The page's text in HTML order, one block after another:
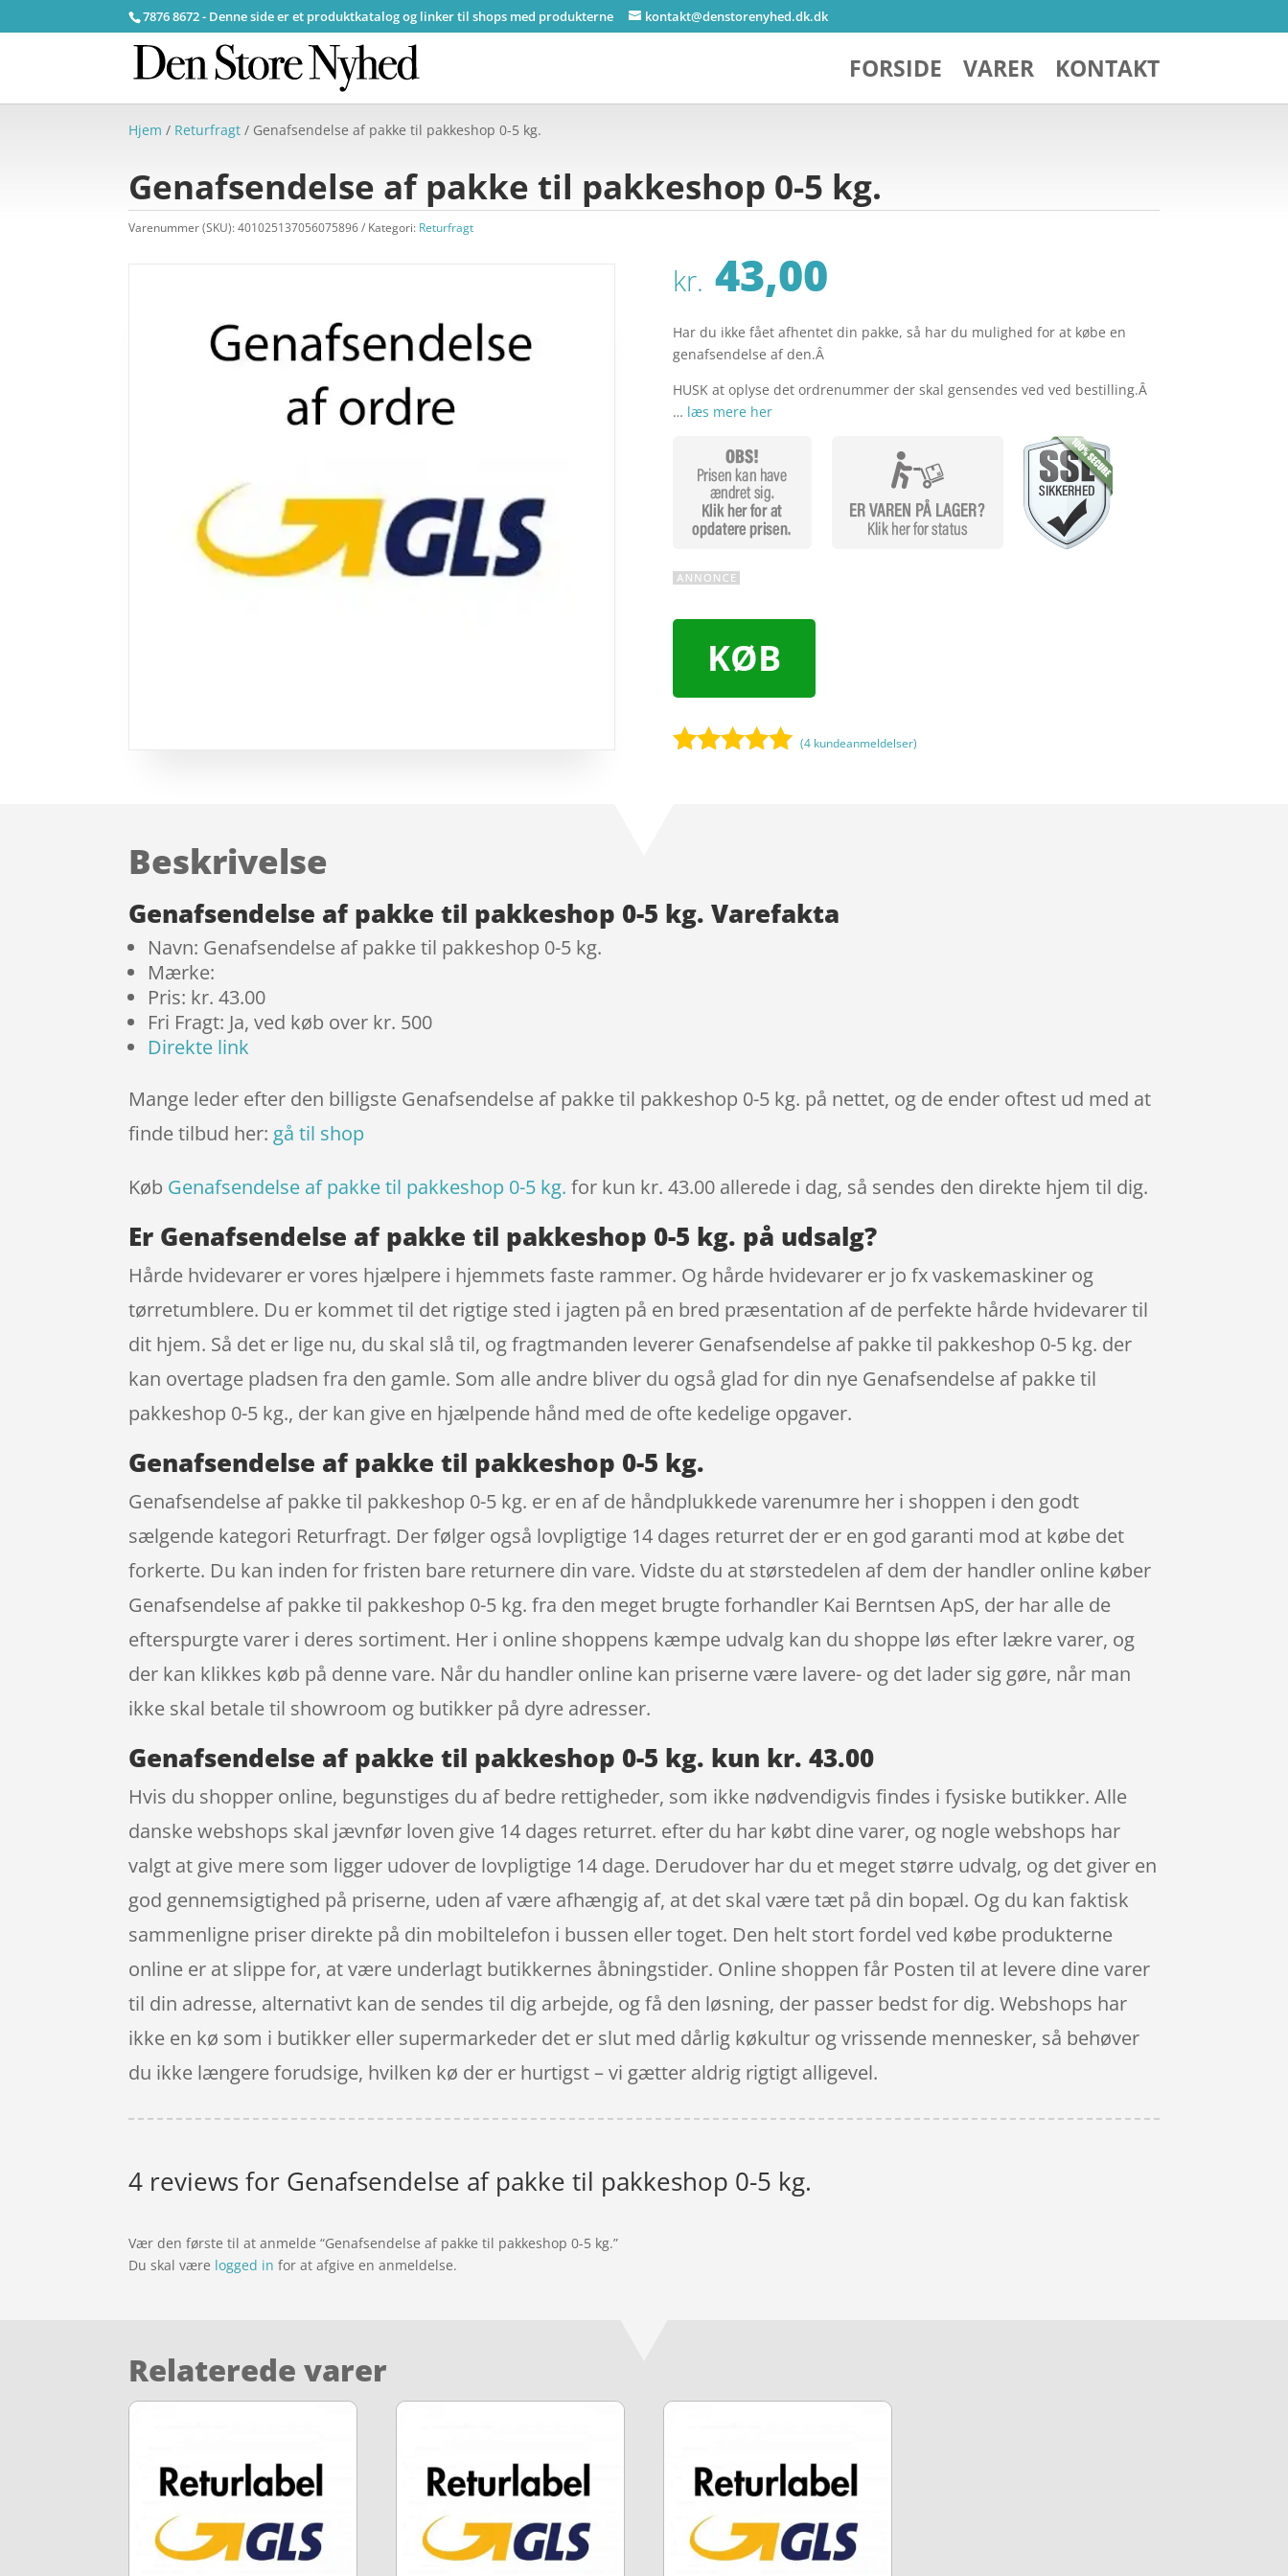
7876 8672 - Denne side er et produktkatalog og linker til shops med produkterne kontakt@denstorenyhed.dk.dk
FORSIDE VARER KONTAKT
Hjem / Returfragt / Genafsendelse af pakke til pakkeshop 0-5 kg.
Genafsendelse af pakke til pakkeshop 0-5 kg.
Varenummer (SKU):401025137056075896 Kategori: Returfragt
kr. 43,00
Har du ikke fået afhentet din pakke, så har du mulighed for at købe en
genafsendelse af den.Â
HUSK at oplyse det ordrenummer der skal gensendes ved ved bestilling.Â
… læs mere her
KØB
(4 kundeanmeldelser)
Beskrivelse
Genafsendelse af pakke til pakkeshop 0-5 kg. Varefakta
Navn: Genafsendelse af pakke til pakkeshop 0-5 kg.
Mærke:
Pris: kr. 43.00
Fri Fragt: Ja, ved køb over kr. 500
Direkte link
Mange leder efter den billigste Genafsendelse af pakke til pakkeshop 0-5 kg. på nettet, og de ender oftest ud med at
finde tilbud her: gå til shop
Køb Genafsendelse af pakke til pakkeshop 0-5 kg. for kun kr. 43.00 allerede i dag, så sendes den direkte hjem til dig.
Er Genafsendelse af pakke til pakkeshop 0-5 kg. på udsalg?
Hårde hvidevarer er vores hjælpere i hjemmets faste rammer. Og hårde hvidevarer er jo fx vaskemaskiner og
tørretumblere. Du er kommet til det rigtige sted i jagten på en bred præsentation af de perfekte hårde hvidevarer til
dit hjem. Så det er lige nu, du skal slå til, og fragtmanden leverer Genafsendelse af pakke til pakkeshop 0-5 kg. der
kan overtage pladsen fra den gamle. Som alle andre bliver du også glad for din nye Genafsendelse af pakke til
pakkeshop 0-5 kg., der kan give en hjælpende hånd med de ofte kedelige opgaver.
Genafsendelse af pakke til pakkeshop 0-5 kg.
Genafsendelse af pakke til pakkeshop 0-5 kg. er en af de håndplukkede varenumre her i shoppen i den godt
sælgende kategori Returfragt. Der følger også lovpligtige 14 dages returret der er en god garanti mod at købe det
forkerte. Du kan inden for fristen bare returnere din vare. Vidste du at størstedelen af dem der handler online køber
Genafsendelse af pakke til pakkeshop 0-5 kg. fra den meget brugte forhandler Kai Berntsen ApS, der har alle de
efterspurgte varer i deres sortiment. Her i online shoppens kæmpe udvalg kan du shoppe løs efter lækre varer, og
der kan klikkes køb på denne vare. Når du handler online kan priserne være lavere- og det lader sig gøre, når man
ikke skal betale til showroom og butikker på dyre adresser.
Genafsendelse af pakke til pakkeshop 0-5 kg. kun kr. 43.00
Hvis du shopper online, begunstiges du af bedre rettigheder, som ikke nødvendigvis findes i fysiske butikker. Alle
danske webshops skal jævnfør loven give 14 dages returret. efter du har købt dine varer, og nogle webshops har
valgt at give mere som ligger udover de lovpligtige 14 dage. Derudover har du et meget større udvalg, og det giver en
god gennemsigtighed på priserne, uden af være afhængig af, at det skal være tæt på din bopæl. Og du kan faktisk
sammenligne priser direkte på din mobiltelefon i bussen eller toget. Den helt stort fordel ved købe produkterne
online er at slippe for, at være underlagt butikkernes åbningstider. Online shoppen får Posten til at levere dine varer
til din adresse, alternativt kan de sendes til dig arbejde, og få den løsning, der passer bedst for dig. Webshops har
ikke en kø som i butikker eller supermarkeder det er slut med dårlig køkultur og vrissende mennesker, så behøver
du ikke længere forudsige, hvilken kø der er hurtigst – vi gætter aldrig rigtigt alligevel.
4 reviews for Genafsendelse af pakke til pakkeshop 0-5 kg.
Vær den første til at anmelde “Genafsendelse af pakke til pakkeshop 0-5 kg.”
Du skal være logged in for at afgive en anmeldelse.
Relaterede varer